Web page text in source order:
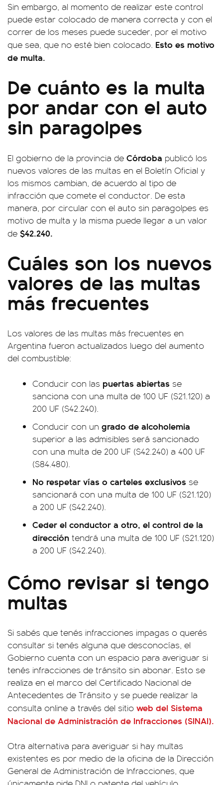
Sin embargo, al momento de realizar este control
puede estar colocado de manera correcta y con el
correr de los meses puede suceder, por el motivo
que sea, que no esté bien colocado. Esto es motivo
de multa.
De cuánto es la multa
por andar con el auto
sin paragolpes
El gobierno de la provincia de Córdoba publicó los
nuevos valores de las multas en el Boletín Oficial y
los mismos cambian, de acuerdo al tipo de
infracción que comete el conductor. De esta
manera, por circular con el auto sin paragolpes es
motivo de multa y la misma puede llegar a un valor
de $42.240.
Cuáles son los nuevos
valores de las multas
más frecuentes
Los valores de las multas más frecuentes en
Argentina fueron actualizados luego del aumento
del combustible:
Conducir con las puertas abiertas se
sanciona con una multa de 100 UF ($21.120) a
200 UF ($42.240).
Conducir con un grado de alcoholemia
superior a las admisibles será sancionado
con una multa de 200 UF ($42.240) a 400 UF
($84.480).
No respetar vías o carteles exclusivos se
sancionará con una multa de 100 UF ($21.120)
a 200 UF ($42.240).
Ceder el conductor a otro, el control de la
dirección tendrá una multa de 100 UF ($21.120)
a 200 UF ($42.240).
Cómo revisar si tengo
multas
Si sabés que tenés infracciones impagas o querés
consultar si tenés alguna que desconocías, el
Gobierno cuenta con un espacio para averiguar si
tenés infracciones de tránsito sin abonar. Esto se
realiza en el marco del Certificado Nacional de
Antecedentes de Tránsito y se puede realizar la
consulta online a través del sitio web del Sistema
Nacional de Administración de Infracciones (SINAI).
Otra alternativa para averiguar si hay multas
existentes es por medio de la oficina de la Dirección
General de Administración de Infracciones, que